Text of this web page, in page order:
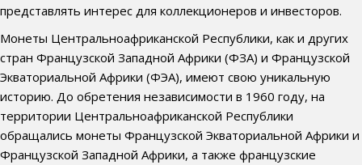
представлять интерес для коллекционеров и инвесторов.
Монеты Центральноафриканской Республики, как и других
стран Французской Западной Африки (ФЗА) и Французской
Экваториальной Африки (ФЭА), имеют свою уникальную
историю. До обретения независимости в 1960 году, на
территории Центральноафриканской Республики
обращались монеты Французской Экваториальной Африки и
Французской Западной Африки, а также французские